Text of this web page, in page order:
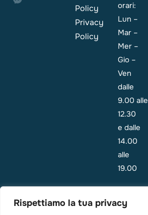
Rispettiamo la tua privacy
Policy
Privacy
Policy
orari:
Lun –
Mar –
Mer –
Gio –
Ven
dalle
9.00 alle
12.30
e dalle
14.00
alle
19.00
i